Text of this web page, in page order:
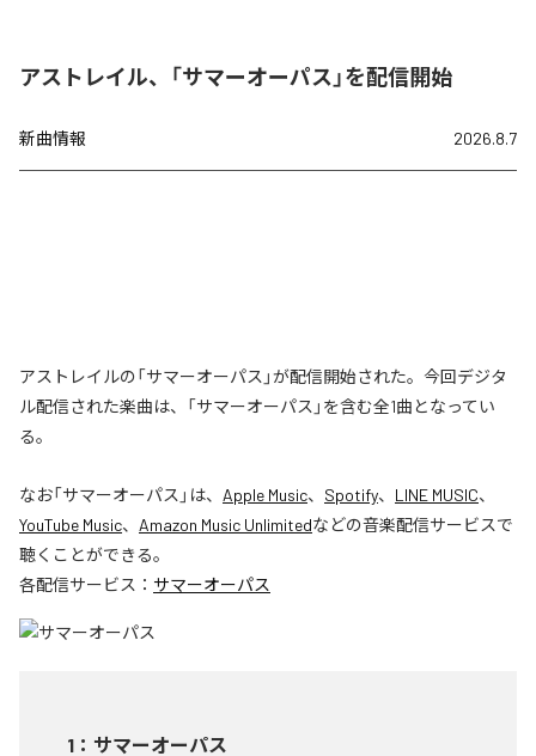
アストレイル、「サマーオーパス」を配信開始
新曲情報 2026.8.7
アストレイルの「サマーオーパス」が配信開始された。今回デジタ
ル配信された楽曲は、「サマーオーパス」を含む全1曲となってい
る。
なお「サマーオーパス 」は、 Apple Music、 Spotify、 LINE MUSIC、
YouTube Music、 Amazon Music Unlimitedなどの音楽配信サービスで
聴くことができる。
各配信サービス： サマーオーパス
1 ： サマーオーパス